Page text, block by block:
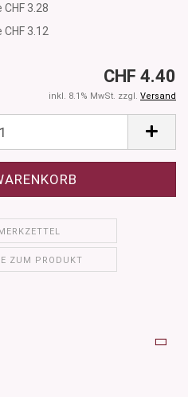
CHF 3.28
CHF 3.12
CHF 4.40
inkl. 8.1% MwSt. zzgl. Versand
MERKZETTEL
ZUM PRODUKT